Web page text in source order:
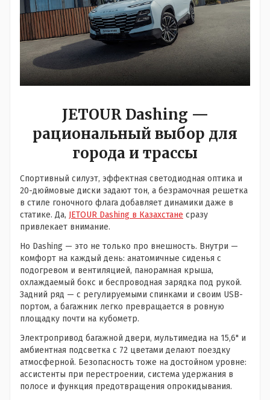
JETOUR Dashing —
рациональный выбор для
города и трассы
Спортивный силуэт, эффектная светодиодная оптика и
20-дюймовые диски задают тон, а безрамочная решетка
в стиле гоночного флага добавляет динамики даже в
статике. Да, JETOUR Dashing в Казахстане сразу
привлекает внимание.
Но Dashing — это не только про внешность. Внутри —
комфорт на каждый день: анатомичные сиденья с
подогревом и вентиляцией, панорамная крыша,
охлаждаемый бокс и беспроводная зарядка под рукой.
Задний ряд — с регулируемыми спинками и своим USB-
портом, а багажник легко превращается в ровную
площадку почти на кубометр.
Электропривод багажной двери, мультимедиа на 15,6" и
амбиентная подсветка с 72 цветами делают поездку
атмосферной. Безопасность тоже на достойном уровне:
ассистенты при перестроении, система удержания в
полосе и функция предотвращения опрокидывания.